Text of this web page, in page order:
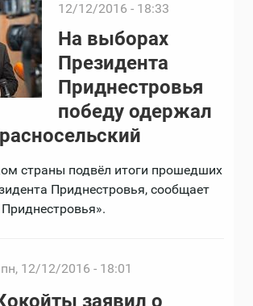
12/12/2016 - 18:33
На выборах
Президента
Приднестровья
победу одержал
страны подвёл итоги прошедших
Приднестровья, сообщает
пн, 12/12/2016 - 18:01
заявил о